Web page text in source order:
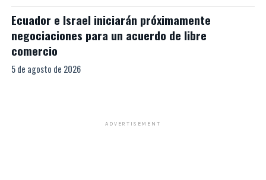
Ecuador e Israel iniciarán próximamente
negociaciones para un acuerdo de libre
comercio
5 de agosto de 2026
ADVERTISEMENT